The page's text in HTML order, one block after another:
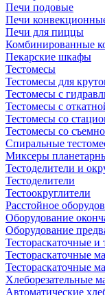
Печи подовые
Печи
Печи для пиццы
Комбинированные
Пекарские шкафы
Тестомесы
Тестомесы для
Тестомесы с
Тестомесы с
Тестомесы со
Тестомесы со
Спиральные
Миксеры
Тестоделители и
Тестоделители
Тестоокруглители
Расстойное
Оборудование
Оборудование
Тестораскаточные
Тестораскаточные
Тестораскаточные
Хлеборезательные
Автоматические